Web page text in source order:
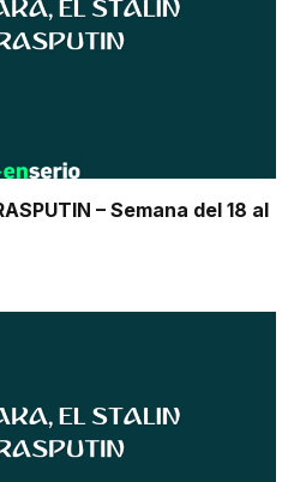
– Semana del 18 al